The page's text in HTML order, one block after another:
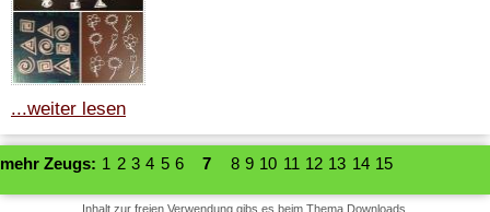
...weiter lesen
mehr Zeugs: 1 2 3 4 5 6 7 8 9 10 11 12 13 14 15
Inhalt zur freien Verwendung gibs es beim Thema Downloads